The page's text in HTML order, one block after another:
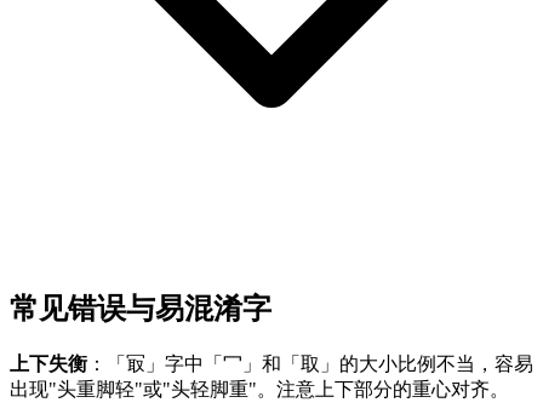
常见错误与易混淆字
上下失衡 ：「冣」字中「冖」和「取」的大小比例不当，容易
出现"头重脚轻"或"头轻脚重"。注意上下部分的重心对齐。